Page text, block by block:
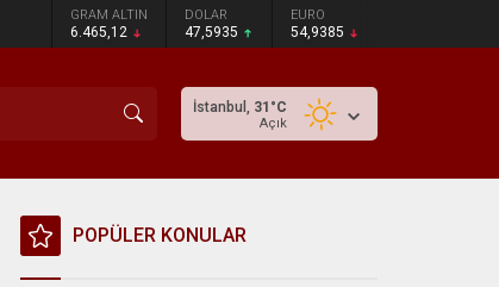
GRAM ALTIN
6.465,12
DOLAR
47,5935
EURO
54,9385
İstanbul, 31 °C
Açık
POPÜLER KONULAR